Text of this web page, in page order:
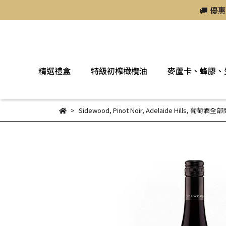
🚚 優
精選禮盒 特級初榨橄欖油 麥蘆卡、蜂膠
Sidewood, Pinot Noir, Adelaide Hills, 葡萄酒全部